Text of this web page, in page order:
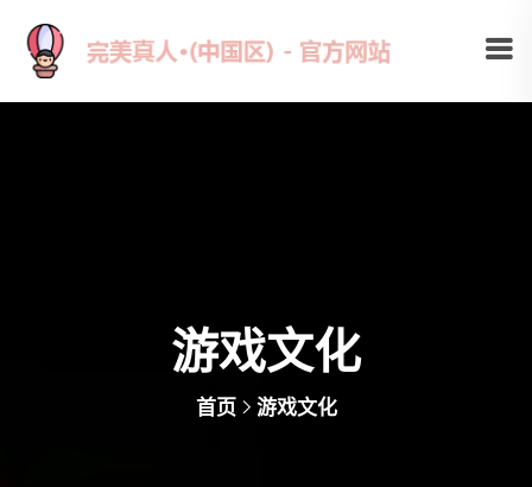
游戏文化
首页 游戏文化